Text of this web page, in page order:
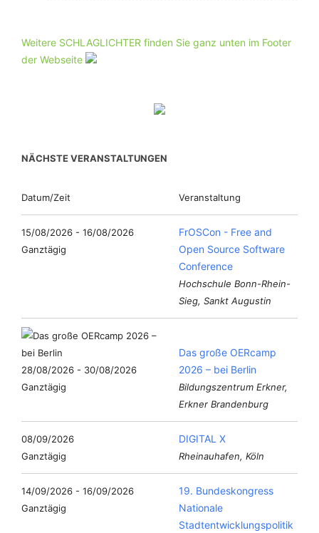
Weitere SCHLAGLICHTER finden Sie ganz unten im Footer
der Webseite
NÄCHSTE VERANSTALTUNGEN
Datum/Zeit Veranstaltung
15/08/2026 - 16/08/2026
Ganztägig
FrOSCon - Free and
Open Source Software
Conference
Hochschule Bonn-Rhein-
Sieg, Sankt Augustin
28/08/2026 - 30/08/2026
Ganztägig
Das große OERcamp
2026 – bei Berlin
Bildungszentrum Erkner,
Erkner Brandenburg
08/09/2026
Ganztägig
DIGITAL X
Rheinauhafen, Köln
14/09/2026 - 16/09/2026
Ganztägig
19. Bundeskongress
Nationale
Stadtentwicklungspolitik